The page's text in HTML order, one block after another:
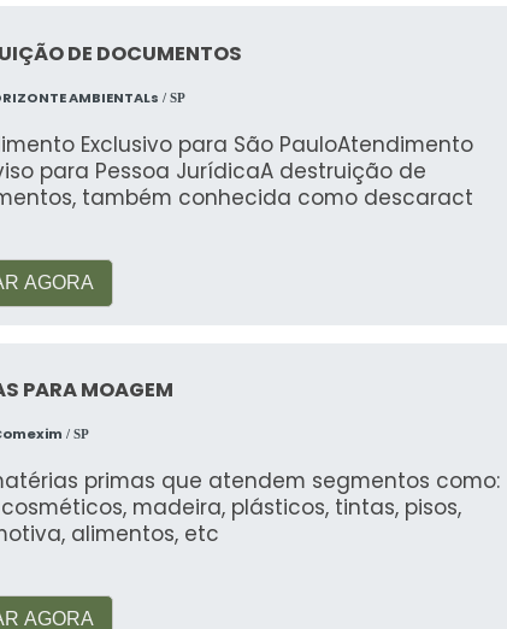
DE DOCUMENTOS
AMBIENTALs / SP
Exclusivo para São PauloAtendimento
para Pessoa JurídicaA destruição de
também conhecida como descaract
AGORA
PARA MOAGEM
/ SP
primas que atendem segmentos como:
cosméticos, madeira, plásticos, tintas, pisos,
alimentos, etc
AGORA